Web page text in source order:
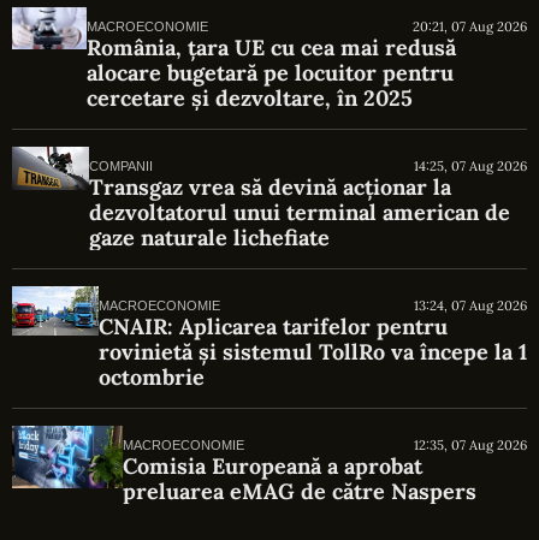
MACROECONOMIE 20:21, 07 Aug 2026
România, țara UE cu cea mai redusă
alocare bugetară pe locuitor pentru
cercetare și dezvoltare, în 2025
COMPANII 14:25, 07 Aug 2026
Transgaz vrea să devină acționar la
dezvoltatorul unui terminal american de
gaze naturale lichefiate
MACROECONOMIE 13:24, 07 Aug 2026
CNAIR: Aplicarea tarifelor pentru
rovinietă și sistemul TollRo va începe la 1
octombrie
MACROECONOMIE 12:35, 07 Aug 2026
Comisia Europeană a aprobat
preluarea eMAG de către Naspers